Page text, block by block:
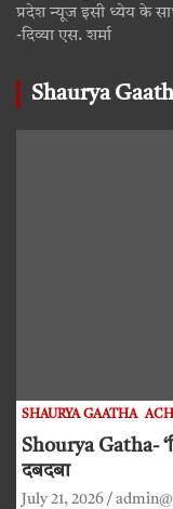
प्रदेश न्यूज इसी ध्येय के
-दिव्या एस. शर्मा
Shaurya
SHAURYA GAATHA
Shourya Gatha-
दबदबा
July 21, 2026